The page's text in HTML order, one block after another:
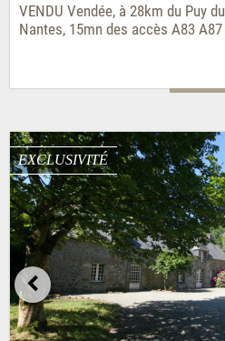
VENDU Vendée, à 28km du Puy
Nantes, 15mn des accès A83
EXCLUSIVITÉ